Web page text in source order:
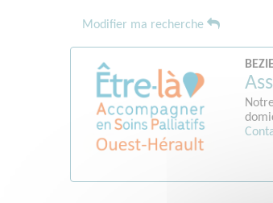
Modifier ma recherche